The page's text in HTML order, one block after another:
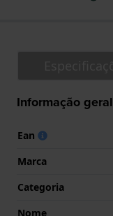
Informação geral
Ean
Marca
Categoria
Nome